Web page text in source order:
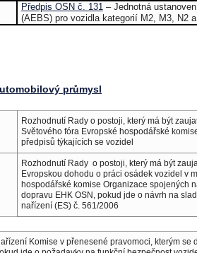
Předpis OSN č. 131– Jednotná
(AEBS) pro vozidla kategorií M2, M3, N2
průmysl
Rozhodnutí Rady o postoji, který má být
Světového fóra Evropské hospodářské
předpisů týkajících se vozidel
Rozhodnutí Rady o postoji, který má být
Evropskou dohodu o práci osádek vozidel v
hospodářské komise Organizace spojených
dopravu EHK OSN, pokud jde o návrh na
nařízení (ES) č. 561/2006
Komise v přenesené pravomoci, kterým